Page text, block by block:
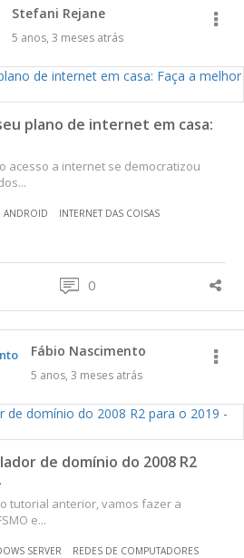
Stefani Rejane
5 anos, 3 meses atrás
plano de internet em casa:
acesso a internet se democratizou
ANDROID INTERNET DAS COISAS
0
Fábio Nascimento
5 anos, 3 meses atrás
de domínio do 2008 R2
tutorial anterior, vamos fazer a
e...
SERVER REDES DE COMPUTADORES